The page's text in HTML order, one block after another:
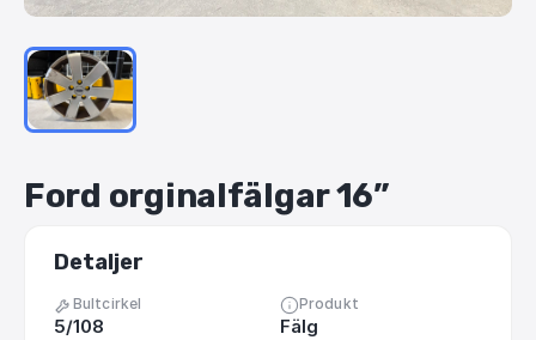
Ford orginalfälgar16”
Detaljer
Bultcirkel
5/108
Produkt
Fälg